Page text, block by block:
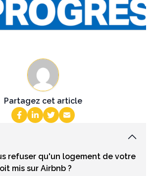
Partagez cet article
refuser qu'un logement de votre
mis sur Airbnb ?